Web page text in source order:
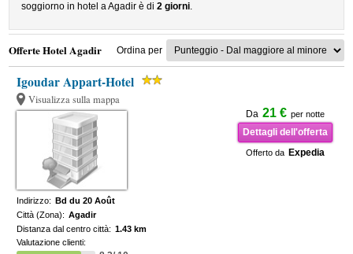
soggiorno in hotel a Agadir è di2 giorni.
Offerte Hotel Agadir Ordina per
Igoudar Appart-Hotel
Visualizza sulla mappa
Da 21 € per notte
Dettagli dell'offerta
Offerto da Expedia
Indirizzo: Bd du 20 Août
Città (Zona): Agadir
Distanza dal centro città: 1.43 km
Valutazione clienti: